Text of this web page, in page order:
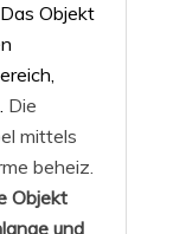
Objekt
Die
mittels
beheiz.
Objekt
und